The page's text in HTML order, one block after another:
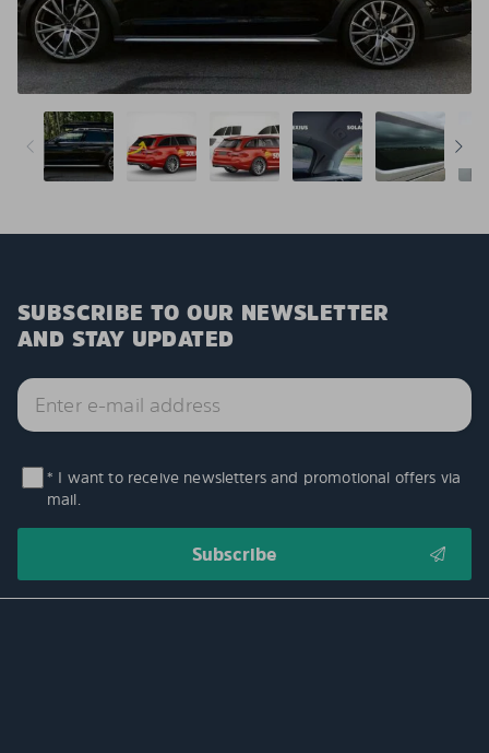
SUBSCRIBE TO OUR NEWSLETTER
AND STAY UPDATED
* I want to receive newsletters and promotional offers via
mail.